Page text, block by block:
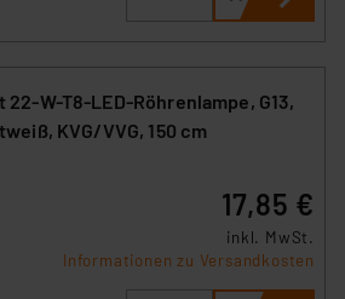
W-T8-LED-Röhrenlampe, G13,
KVG/VVG, 150 cm
17,85 €
inkl. MwSt.
Informationen zu Versandkosten